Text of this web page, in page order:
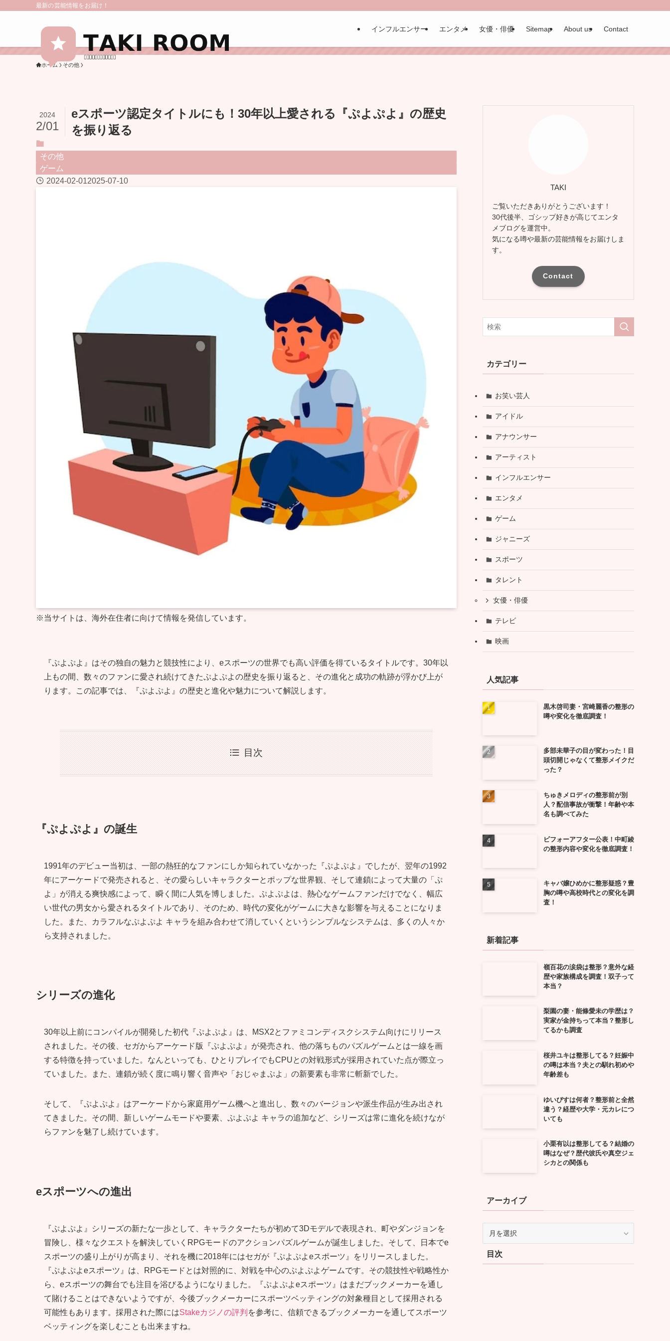
最新の芸能情報をお届け！
インフルエンサー エンタメ 女優・俳優 Sitemap About us Contact
ホーム その他
eスポーツ認定タイトルにも！30年以上愛される『ぷよぷよ』の歴史
を振り返る
2024
2/01
その他
ゲーム
2024-02-012025-07-10
※当サイトは、海外在住者に向けて情報を発信しています。
『ぷよぷよ』はその独自の魅力と競技性により、eスポーツの世界でも高い評価を得ているタイトルです。30年以
上もの間、数々のファンに愛され続けてきたぷよぷよの歴史を振り返ると、その進化と成功の軌跡が浮かび上が
ります。この記事では、『ぷよぷよ』の歴史と進化や魅力について解説します。
目次
『ぷよぷよ』の誕生
1991年のデビュー当初は、一部の熱狂的なファンにしか知られていなかった『ぷよぷよ』でしたが、翌年の1992
年にアーケードで発売されると、その愛らしいキャラクターとポップな世界観、そして連鎖によって大量の「ぷ
よ」が消える爽快感によって、瞬く間に人気を博しました。ぷよぷよは、熱心なゲームファンだけでなく、幅広
い世代の男女から愛されるタイトルであり、そのため、時代の変化がゲームに大きな影響を与えることになりま
した。また、カラフルなぷよぷよ キャラを組み合わせて消していくというシンプルなシステムは、多くの人々か
ら支持されました。
シリーズの進化
30年以上前にコンパイルが開発した初代『ぷよぷよ』は、MSX2とファミコンディスクシステム向けにリリース
されました。その後、セガからアーケード版『ぷよぷよ』が発売され、他の落ちものパズルゲームとは一線を画
する特徴を持っていました。なんといっても、ひとりプレイでもCPUとの対戦形式が採用されていた点が際立っ
ていました。また、連鎖が続く度に鳴り響く音声や「おじゃまぷよ」の新要素も非常に斬新でした。
そして、『ぷよぷよ』はアーケードから家庭用ゲーム機へと進出し、数々のバージョンや派生作品が生み出され
てきました。その間、新しいゲームモードや要素、ぷよぷよ キャラの追加など、シリーズは常に進化を続けなが
らファンを魅了し続けています。
eスポーツへの進出
『ぷよぷよ』シリーズの新たな一歩として、キャラクターたちが初めて3Dモデルで表現され、町やダンジョンを
冒険し、様々なクエストを解決していくRPGモードのアクションパズルゲームが誕生しました。そして、日本でe
スポーツの盛り上がりが高まり、それを機に2018年にはセガが『ぷよぷよeスポーツ』をリリースしました。
『ぷよぷよeスポーツ』は、RPGモードとは対照的に、対戦を中心のぷよぷよゲームです。その競技性や戦略性か
ら、eスポーツの舞台でも注目を浴びるようになりました。『ぷよぷよeスポーツ』はまだブックメーカーを通し
て賭けることはできないようですが、今後ブックメーカーにスポーツベッティングの対象種目として採用される
可能性もあります。採用された際にはStakeカジノの評判 を参考に、信頼できるブックメーカーを通してスポーツ
ベッティングを楽しむことも出来ますね。
TAKI
ご覧いただきありがとうございます！
30代後半、ゴシップ好きが高じてエンタ
メブログを運営中。
気になる噂や最新の芸能情報をお届けしま
す。
Contact
カテゴリー
お笑い芸人
アイドル
アナウンサー
アーティスト
インフルエンサー
エンタメ
ゲーム
ジャニーズ
スポーツ
タレント
女優・俳優
テレビ
映画
人気記事
黒木啓司妻・宮崎麗香の整形の
噂や変化を徹底調査！
多部未華子の目が変わった！目
頭切開じゃなくて整形メイクだ
った？
ちゅきメロディの整形前が別
人？配信事故が衝撃！年齢や本
名も調べてみた
ビフォーアフター公表！中町綾
の整形内容や変化を徹底調査！
キャバ嬢ひめかに整形疑惑？豊
胸の噂や高校時代との変化を調
査！
新着記事
嶺百花の涙袋は整形？意外な経
歴や家族構成を調査！双子って
本当？
梨園の妻・能條愛未の学歴は？
実家が金持ちって本当？整形し
てるかも調査
桜井ユキは整形してる？妊娠中
の噂は本当？夫との馴れ初めや
年齢差も
ゆいぴすは何者？整形前と全然
違う？経歴や大学・元カレにつ
いても
小栗有以は整形してる？結婚の
噂はなぜ？歴代彼氏や真空ジェ
シカとの関係も
アーカイブ
カ目次